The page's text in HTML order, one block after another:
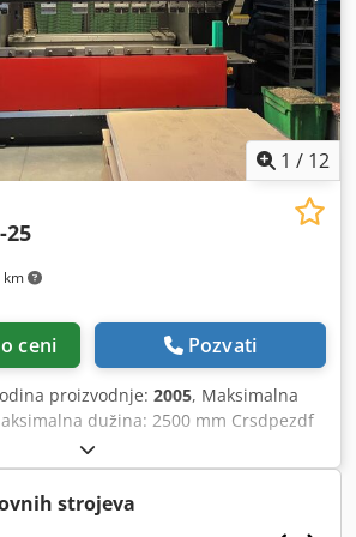
1 / 12
km
25
ceni Pozvati
proizvodnje: 2005, Maksimalna
dužina: 2500 mm Crsdpezdf
mm Težina mašine: 5750 kg
strojeva